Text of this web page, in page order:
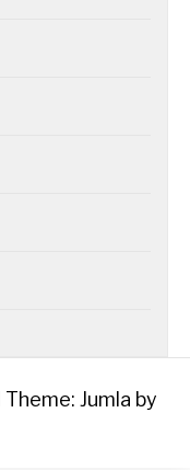
Theme: Jumla by